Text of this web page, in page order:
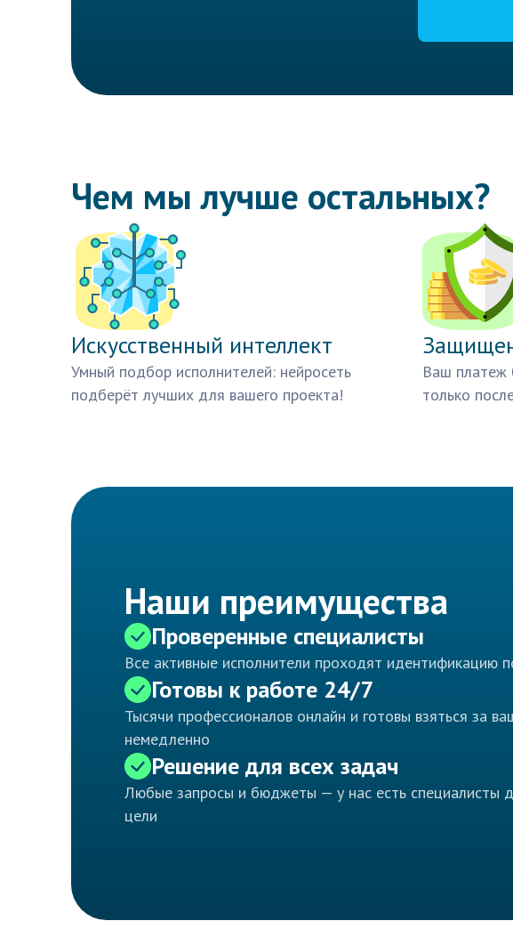
Чем мы лучше остальных?
Искусственный интеллект
Умный подбор исполнителей: нейросеть
подберёт лучших для вашего проекта!
Ваш платеж
только
Наши преимущества
Проверенные специалисты
Все активные исполнители проходят идентификацию
Готовы к работе 24/7
Тысячи профессионалов онлайн и готовы взяться за
немедленно
Решение для всех задач
Любые запросы и бюджеты — у нас есть специалисты
цели